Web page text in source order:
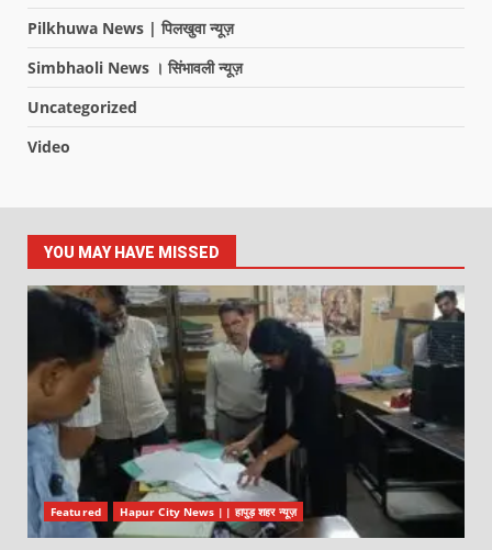
Pilkhuwa News | पिलखुवा न्यूज़
Simbhaoli News । सिंभावली न्यूज़
Uncategorized
Video
YOU MAY HAVE MISSED
Featured Hapur City News || हापुड़ शहर न्यूज़